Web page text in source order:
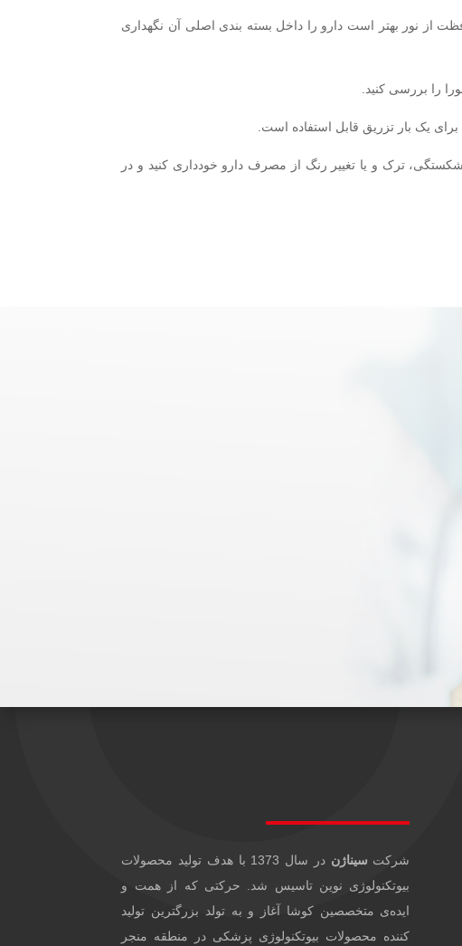
جهت محافظت از نور بهتر است دارو را داخل بسته بندی اصلی آن نگهداری
را بررسی کنید.
برای یک بار تزریق قابل استفاده است.
ترک و یا تغییر رنگ از مصرف دارو خودداری کنید و در
شرکت سیناژن
در سال 1373 با هدف تولید محصولات
بیوتکنولوژی نوین تاسیس شد. حرکتی که از همت و
ایده‌ی متخصصین کوشا آغاز و به تولد بزرگترین تولید
کننده محصولات بیوتکنولوژی پزشکی در منطقه منجر